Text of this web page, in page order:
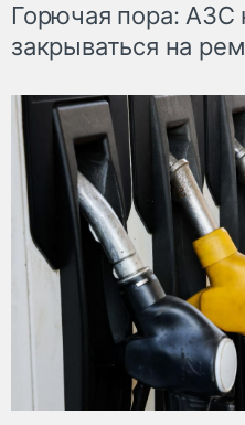
Горючая пора: АЗС
закрываться на